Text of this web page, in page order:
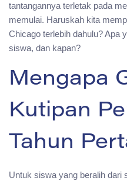
tantangannya terletak pada
memulai. Haruskah kita
Chicago terlebih dahulu? Apa
siswa, dan kapan?
Mengapa
Kutipan
Tahun
Untuk siswa yang beralih dari